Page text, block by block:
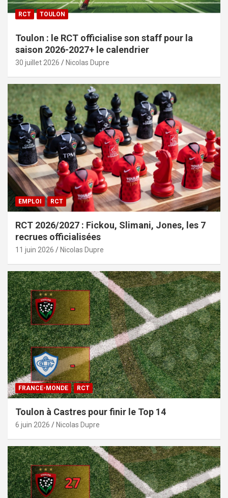
RCT TOULON
Toulon : le RCT officialise son staff pour la
saison 2026-2027+ le calendrier
30 juillet 2026 Nicolas Dupre
EMPLOI RCT
RCT 2026/2027 : Fickou, Slimani, Jones, les 7
recrues officialisées
11 juin 2026 Nicolas Dupre
FRANCE-MONDE RCT
Toulon à Castres pour finir le Top 14
6 juin 2026 Nicolas Dupre